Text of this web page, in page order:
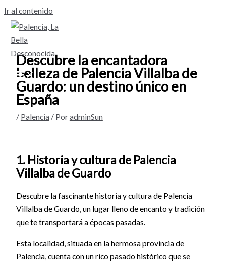
Ir al contenido
Descubre la encantadora
belleza de Palencia Villalba de
Guardo: un destino único en
España
/ Palencia / PoradminSun
1. Historia y cultura de Palencia
Villalba de Guardo
Descubre la fascinante historia y cultura de Palencia
Villalba de Guardo, un lugar lleno de encanto y tradición
que te transportará a épocas pasadas.
Esta localidad, situada en la hermosa provincia de
Palencia, cuenta con un rico pasado histórico que se